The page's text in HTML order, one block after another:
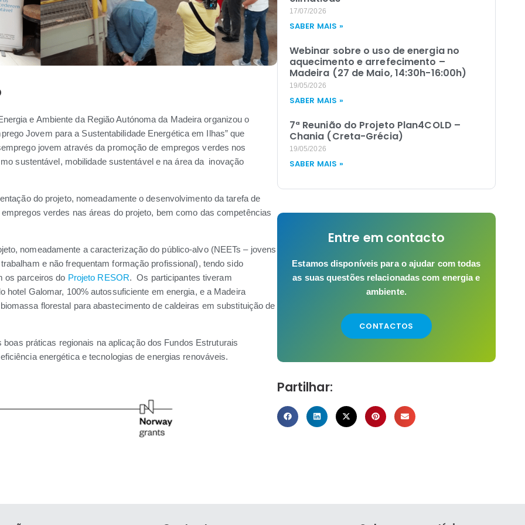
e Ambiente da Região Autónoma da Madeira organizou o
Jovem para a Sustentabilidade Energética em Ilhas” que
jovem através da promoção de empregos verdes nos
sustentável, mobilidade sustentável e na área da inovação
do projeto, nomeadamente o desenvolvimento da tarefa de
verdes nas áreas do projeto, bem como das competências
nomeadamente a caracterização do público-alvo (NEETs – jovens
e não frequentam formação profissional), tendo sido
os parceiros do Projeto RESOR. Os participantes tiveram
Galomar, 100% autossuficiente em energia, e a Madeira
florestal para abastecimento de caldeiras em substituição de
práticas regionais na aplicação dos Fundos Estruturais
energética e tecnologias de energias renováveis.
17/07/2026
SABER MAIS »
Webinar sobre o uso de energia no
aquecimento e arrefecimento –
Madeira (27 de Maio, 14:30h-16:00h)
19/05/2026
SABER MAIS »
7ª Reunião do Projeto Plan4COLD –
Chania (Creta-Grécia)
19/05/2026
SABER MAIS »
Entre em contacto
Estamos disponíveis para o ajudar com todas
as suas questões relacionadas com energia e
ambiente.
CONTACTOS
Partilhar: